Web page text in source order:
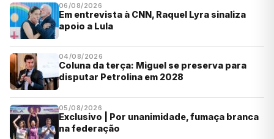
06/08/2026
Em entrevista à CNN, Raquel Lyra sinaliza
apoio a Lula
04/08/2026
Coluna da terça: Miguel se preserva para
disputar Petrolina em 2028
05/08/2026
Exclusivo | Por unanimidade, fumaça branca
na federação